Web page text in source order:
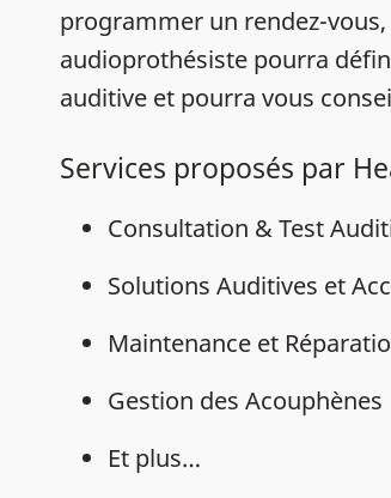
programmer un rendez-
audioprothésiste pourra
auditive et pourra vous
Services proposés par
Consultation & Test
Solutions Auditives et
Maintenance et
Gestion des Acouphènes
Et plus…